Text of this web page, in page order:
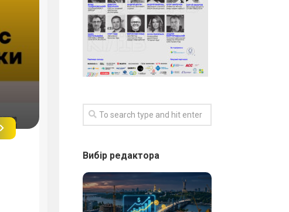
Вибір редактора